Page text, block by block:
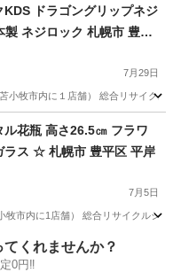
ジェンガドラゴングリップネジ
製 ネジロック 札幌市 豊平
7月29日
小牧市内に１店舗） 総合リサイク
豊平区
花瓶 高さ26.5㎝ フラワ
ラス ☆ 札幌市 豊平区 平岸
7月5日
牧市内に1店舗） 総合リサイクル
雑貨/小物
てくれませんか？
0円‼️